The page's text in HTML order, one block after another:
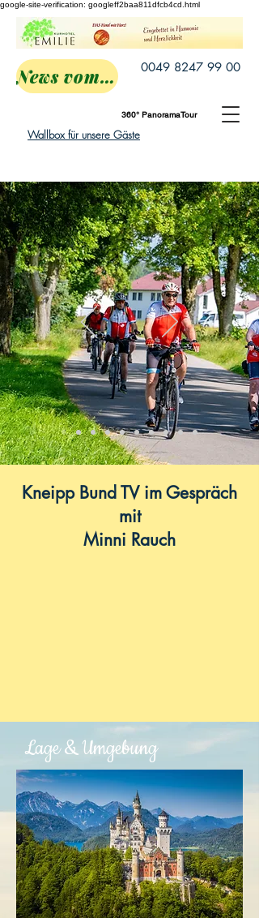
google-site-verification: googleff2baa811dfcb4cd.html
0049 8247 99 00
360° PanoramaTour
News vom Emilie
Wallbox für unsere Gäste
Kneipp Bund TV im Gespräch
mit
Minni Rauch
Lage & Umgebung